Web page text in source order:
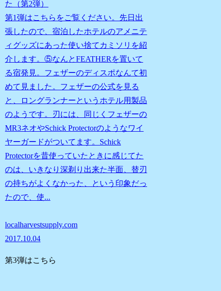
た（第2弾）
第1弾はこちらをご覧ください。先日出
張したので、宿泊したホテルのアメニテ
ィグッズにあった使い捨てカミソリを紹
介します。⑤なんとFEATHERを置いて
る宿発見。フェザーのディスポなんて初
めて見ました。フェザーの公式を見る
と、ロングランナーというホテル用製品
のようです。刃には、同じくフェザーの
MR3ネオやSchick Protectorのようなワイ
ヤーガードがついてます。Schick
Protectorを昔使っていたときに感じてた
のは、いきなり深剃り出来た半面、替刃
の持ちがよくなかった、という印象だっ
たので、使...
localharvestsupply.com
2017.10.04
第3弾はこちら